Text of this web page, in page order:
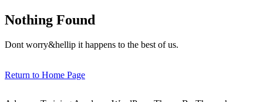
Nothing Found
Dont worry&hellip it happens to the best of us.
Return to Home PageReturn